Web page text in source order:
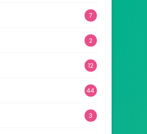
7
2
12
44
3